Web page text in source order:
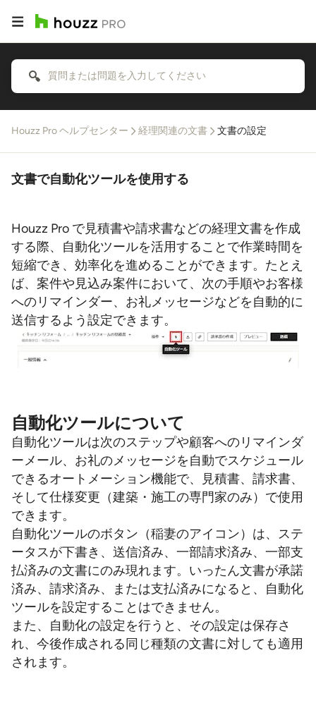
Houzz Pro ヘルプセンター 経理関連の文書 文書の設定
文書で自動化ツールを使用する
Houzz Pro で見積書や請求書などの経理文書を作成
する際、自動化ツールを活用することで作業時間を
短縮でき、効率化を進めることができます。たとえ
ば、案件や見込み案件において、次の手順やお客様
へのリマインダー、お礼メッセージなどを自動的に
送信するよう設定できます。
自動化ツールについて
自動化ツールは次のステップや顧客へのリマインダ
ーメール、お礼のメッセージを自動でスケジュール
できるオートメーション機能で、見積書、請求書、
そして仕様変更（建築・施工の専門家のみ）で使用
できます。
自動化ツールのボタン（稲妻のアイコン）は、ステ
ータスが下書き、送信済み、一部請求済み、一部支
払済みの文書にのみ現れます。いったん文書が承諾
済み、請求済み、または支払済みになると、自動化
ツールを設定することはできません。
また、自動化の設定を行うと、その設定は保存さ
れ、今後作成される同じ種類の文書に対しても適用
されます。